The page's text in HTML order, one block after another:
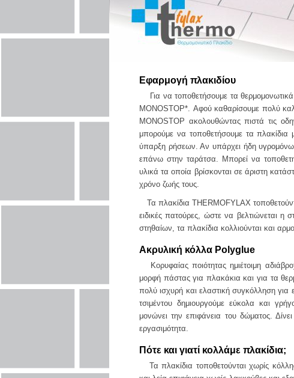
Εφαρμογή πλακιδίου
Για να τοποθετήσουμε τα
MONOSTOP*. Αφού καθαρίσουμε πολύ
MONOSTOP ακολουθώντας πιστά τις
μπορούμε να τοποθετήσουμε τα πλακίδια
ύπαρξη ρήσεων. Αν υπάρχει ήδη
επάνω στην ταράτσα. Μπορεί να
υλικά τα οποία βρίσκονται σε άριστη
χρόνο ζωής τους.
Τα πλακίδια THERMOFYLAX
ειδικές πατούρες, ώστε να βελτιώνεται
στηθαίων, τα πλακίδια κολλιούνται και
Ακρυλική κόλλα Polyglue
Κορυφαίας ποιότητας ημιέτοιμη
μορφή πάστας για πλακάκια και για τα
πολύ ισχυρή και ελαστική συγκόλληση
τσιμέντου δημιουργούμε εύκολα και
μονώνει την επιφάνεια του δώματος.
εργασιμότητα.
Πότε και γιατί κολλάμε πλακίδια;
Τα πλακίδια τοποθετούνται χωρίς